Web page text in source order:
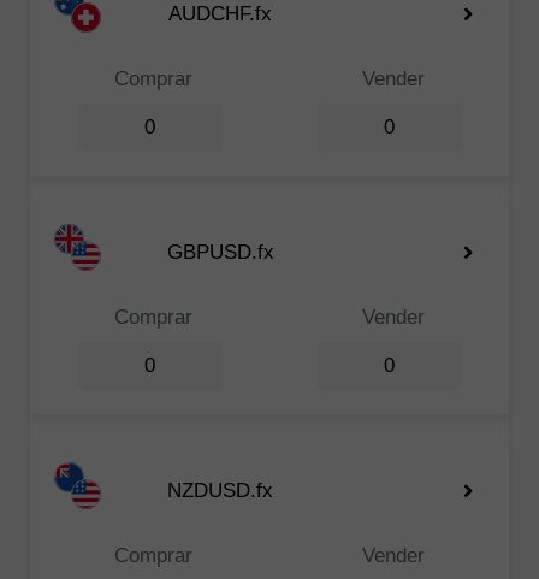
AUDCHF.fx
Comprar Vender
0 0
GBPUSD.fx
Comprar Vender
0 0
NZDUSD.fx
Comprar Vender